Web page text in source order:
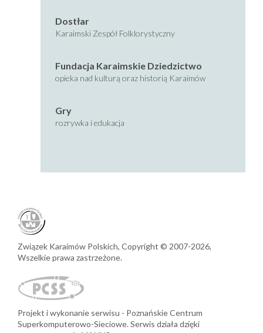
Dostłar
Karaimski Zespół Folklorystyczny
Fundacja Karaimskie Dziedzictwo
opieka nad kulturą oraz historią Karaimów
Gry
rozrywka i edukacja
Związek Karaimów Polskich, Copyright © 2007-2026,
Wszelkie prawa zastrzeżone.
Projekt i wykonanie serwisu
Poznańskie Centrum
Superkomputerowo-Sieciowe. Serwis działa dzięki